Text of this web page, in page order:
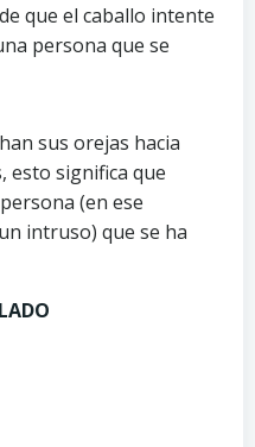
que el caballo intente
persona que se
sus orejas hacia
esto significa que
(en ese
intruso) que se ha